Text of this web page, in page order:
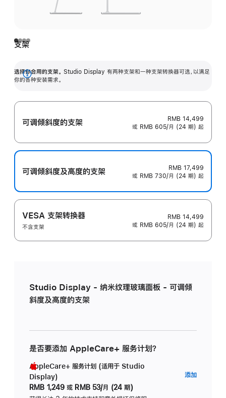
支架
选择你合用的支架。 Studio Display 有两种支架和一种支架转换器可选，以满足
你的各种安装需求。
展
可调倾斜度的支架
RMB 14,499
或 RMB 605/月 (24 期) 起
可调倾斜度及高‍度的支‍架
RMB 17,499
或 RMB 730/月 (24 期) 起
VESA 支架转换器
不含支架
RMB 14,499
或 RMB 605/月 (24 期) 起
Studio Display - 纳米纹理玻璃面板 - 可调倾
斜度及高度的支架
是否要添加 AppleCare+ 服务计划？
AppleCare+ 服务计划 (适用于 Studio
Display)
RMB 1,249 或 RMB 53/月 (24 期)
添加